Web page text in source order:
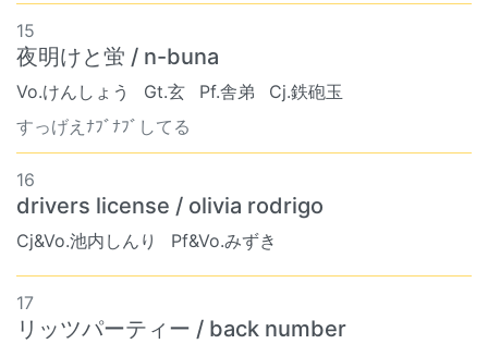
15
夜明けと蛍 / n-buna
Vo.けんしょう Gt.玄 Pf.舎弟
Cj.鉄砲玉
すっげえﾅﾌﾞﾅﾌﾞしてる
16
drivers license / olivia rodrigo
Cj&Vo.池内しんり Pf&Vo.みずき
17
リッツパーティー / back number